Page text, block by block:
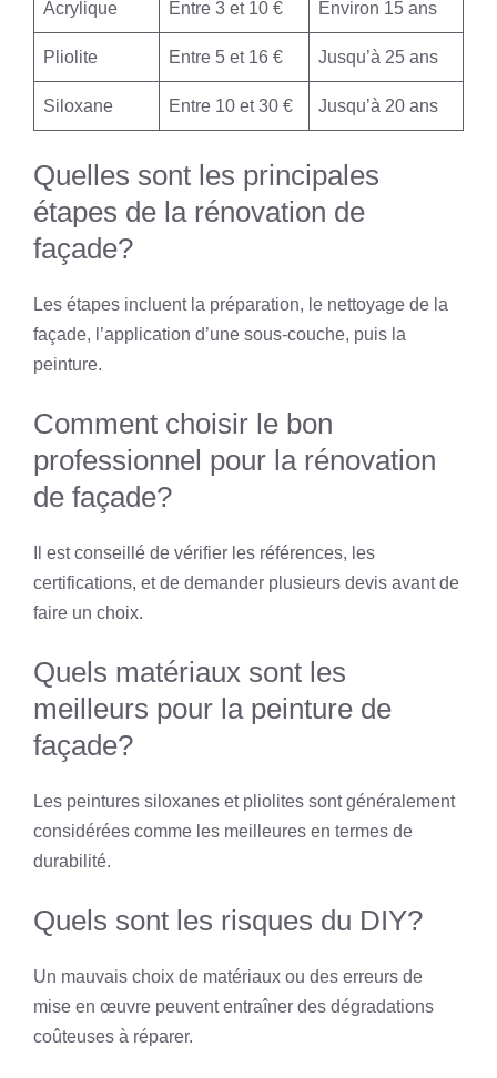
Acrylique Entre 3 et 10 € Environ 15 ans
Pliolite Entre 5 et 16 € Jusqu’à 25 ans
Siloxane Entre 10 et 30 € Jusqu’à 20 ans
Quelles sont les principales
étapes de la rénovation de
façade?
Les étapes incluent la préparation, le nettoyage de la
façade, l’application d’une sous-couche, puis la
peinture.
Comment choisir le bon
professionnel pour la rénovation
de façade?
Il est conseillé de vérifier les références, les
certifications, et de demander plusieurs devis avant de
faire un choix.
Quels matériaux sont les
meilleurs pour la peinture de
façade?
Les peintures siloxanes et pliolites sont généralement
considérées comme les meilleures en termes de
durabilité.
Quels sont les risques du DIY?
Un mauvais choix de matériaux ou des erreurs de
mise en œuvre peuvent entraîner des dégradations
coûteuses à réparer.